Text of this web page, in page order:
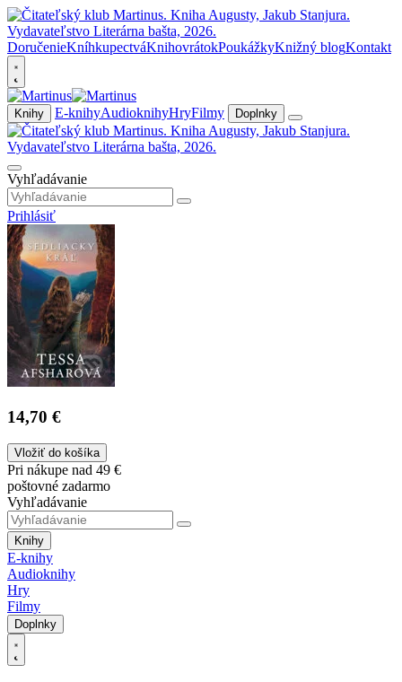
DoručenieKníhkupectváKnihovrátokPoukážkyKnižný blogKontakt
Knihy E-knihyAudioknihyHryFilmy Doplnky
Vyhľadávanie
Prihlásiť
14,70 €
Vložiť do košíka
Pri nákupe nad 49 €
poštovné zadarmo
Vyhľadávanie
Knihy
E-knihy
Audioknihy
Hry
Filmy
Doplnky